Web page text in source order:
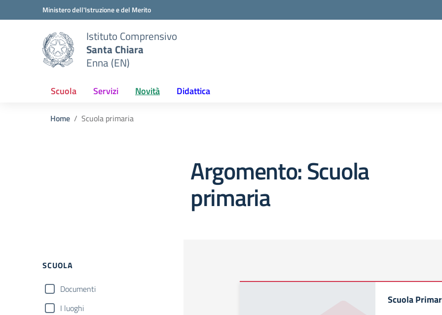
Vai ai contenuti
Vai al menu di navigazioneMinistero dell'Istruzione e del Merito
Istituto Comprensivo
Santa Chiara
Enna (EN)
Scuola Servizi Novità Didattica
Home Scuola primaria
Argomento: Scuola
primaria
Filtri
SCUOLA
Documenti
I luoghi
Scuola